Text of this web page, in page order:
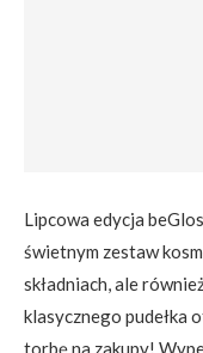
Lipcowa edycja
świetnym zestaw
składniach, ale
klasycznego pudełka
torbę na zakupy!